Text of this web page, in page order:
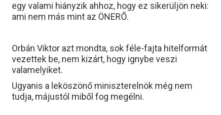
egy valami hiányzik ahhoz, hogy ez sikerüljön neki:
ami nem más mint az ÖNERŐ.
Orbán Viktor azt mondta, sok féle-fajta hitelformát
vezettek be, nem kizárt, hogy ignybe veszi
valamelyiket.
Ugyanis a leköszönő miniszterelnök még nem
tudja, májustól miből fog megélni.